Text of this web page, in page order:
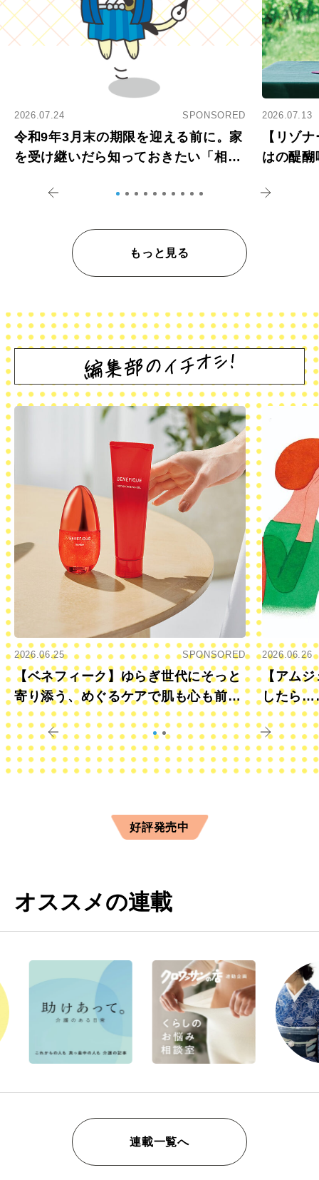
2026.07.24 SPONSORED
令和9年3月末の期限を迎える前に。家
を受け継いだら知っておきたい「相続
2026.07.13
【リゾ
はの醍
もっと見る
2026.06.25 SPONSORED
【ベネフィーク】ゆらぎ世代にそっと
寄り添う、めぐるケアで肌も心も前向
きに
2026.06.26
【アムジ
したら
すか？
好評発売中
オススメの連載
連載一覧へ